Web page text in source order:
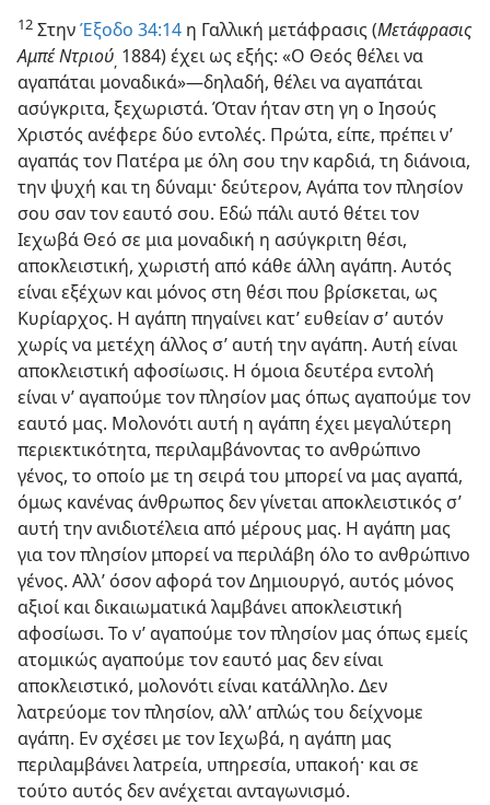
12 ΣτηνΈξοδο 34:14 η Γαλλική μετάφρασις (Μετάφρασις
Αμπέ Ντριού 1884) έχει ως εξής: «Ο Θεός θέλει να
αγαπάται μοναδικά»—δηλαδή, θέλει να αγαπάται
ασύγκριτα, ξεχωριστά. Όταν ήταν στη γη ο Ιησούς
Χριστός ανέφερε δύο εντολές. Πρώτα, είπε, πρέπει ν’
αγαπάς τον Πατέρα με όλη σου την καρδιά, τη διάνοια,
την ψυχή και τη δύναμι· δεύτερον, Αγάπα τον πλησίον
σου σαν τον εαυτό σου. Εδώ πάλι αυτό θέτει τον
Ιεχωβά Θεό σε μια μοναδική η ασύγκριτη θέσι,
αποκλειστική, χωριστή από κάθε άλλη αγάπη. Αυτός
είναι εξέχων και μόνος στη θέσι που βρίσκεται, ως
Κυρίαρχος. Η αγάπη πηγαίνει κατ’ ευθείαν σ’ αυτόν
χωρίς να μετέχη άλλος σ’ αυτή την αγάπη. Αυτή είναι
αποκλειστική αφοσίωσις. Η όμοια δευτέρα εντολή
είναι ν’ αγαπούμε τον πλησίον μας όπως αγαπούμε τον
εαυτό μας. Μολονότι αυτή η αγάπη έχει μεγαλύτερη
περιεκτικότητα, περιλαμβάνοντας το ανθρώπινο
γένος, το οποίο με τη σειρά του μπορεί να μας αγαπά,
όμως κανένας άνθρωπος δεν γίνεται αποκλειστικός σ’
αυτή την ανιδιοτέλεια από μέρους μας. Η αγάπη μας
για τον πλησίον μπορεί να περιλάβη όλο το ανθρώπινο
γένος. Αλλ’ όσον αφορά τον Δημιουργό, αυτός μόνος
αξιοί και δικαιωματικά λαμβάνει αποκλειστική
αφοσίωσι. Το ν’ αγαπούμε τον πλησίον μας όπως εμείς
ατομικώς αγαπούμε τον εαυτό μας δεν είναι
αποκλειστικό, μολονότι είναι κατάλληλο. Δεν
λατρεύομε τον πλησίον, αλλ’ απλώς του δείχνομε
αγάπη. Εν σχέσει με τον Ιεχωβά, η αγάπη μας
περιλαμβάνει λατρεία, υπηρεσία, υπακοή· και σε
τούτο αυτός δεν ανέχεται ανταγωνισμό.